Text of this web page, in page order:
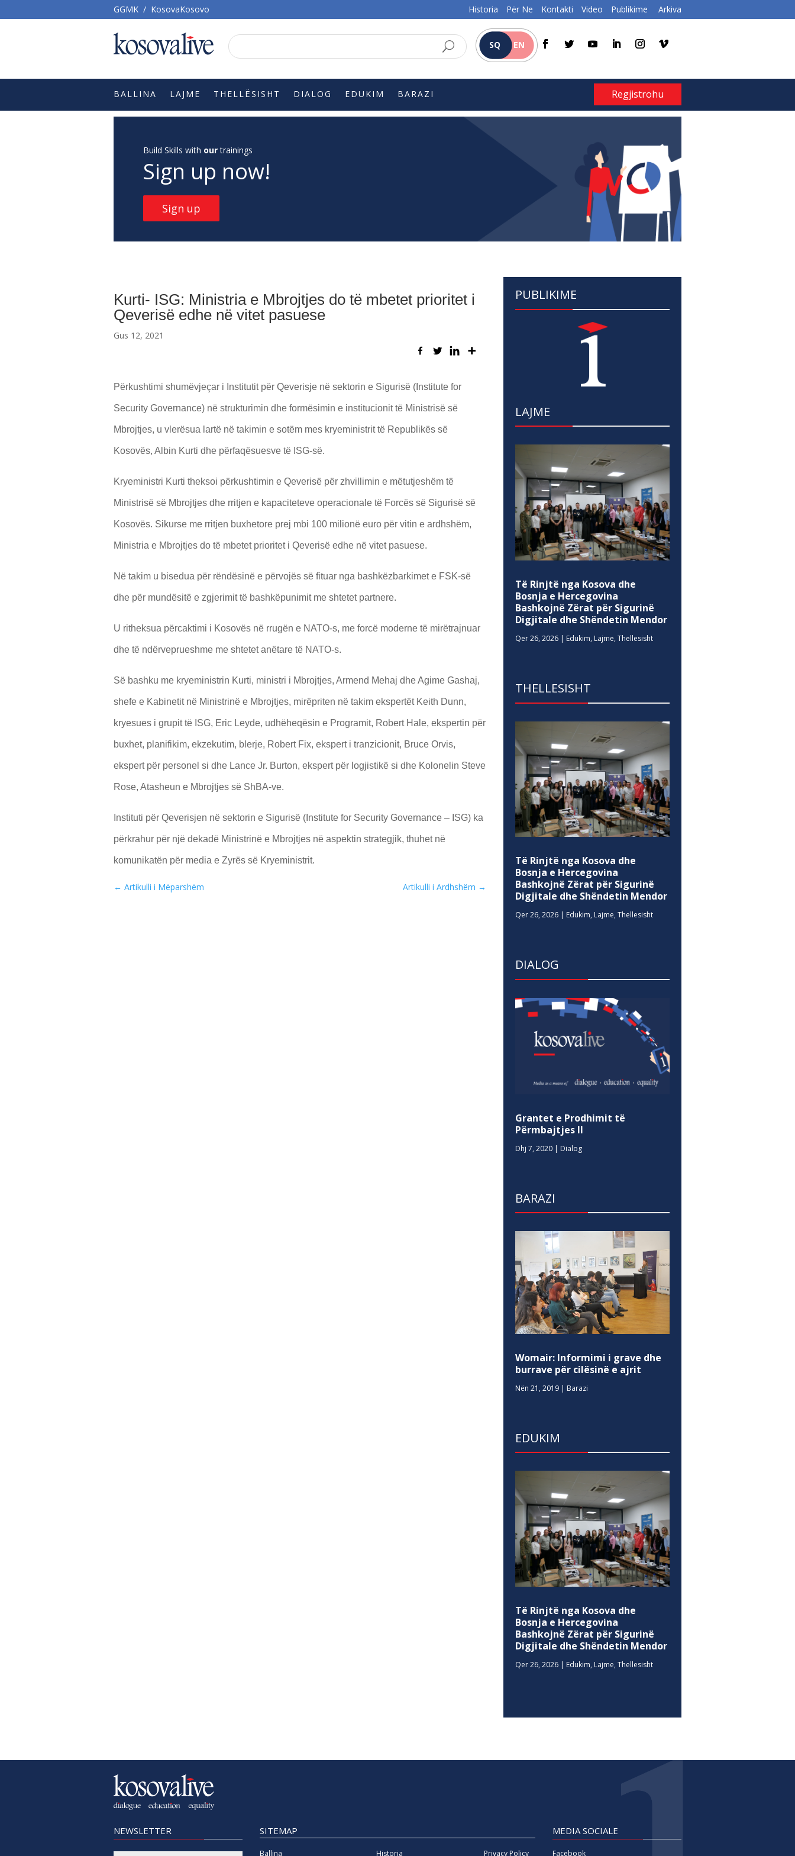
GGMK / KosovaKosovo Historia Për Ne Kontakti Video Publikime Arkiva
SQ EN
BALLINA LAJME THELLËSISHT DIALOG EDUKIM BARAZI Regjistrohu
Build Skills with ourtrainings
Sign up now!
Sign up
Kurti- ISG: Ministria e Mbrojtjes do të mbetet prioritet i
Qeverisë edhe në vitet pasuese
Gus 12, 2021
Përkushtimi shumëvjeçar i Institutit për Qeverisje në sektorin e Sigurisë (Institute for
Security Governance) në strukturimin dhe formësimin e institucionit të Ministrisë së
Mbrojtjes, u vlerësua lartë në takimin e sotëm mes kryeministrit të Republikës së
Kosovës, Albin Kurti dhe përfaqësuesve të ISG-së.
Kryeministri Kurti theksoi përkushtimin e Qeverisë për zhvillimin e mëtutjeshëm të
Ministrisë së Mbrojtjes dhe rritjen e kapaciteteve operacionale të Forcës së Sigurisë së
Kosovës. Sikurse me rritjen buxhetore prej mbi 100 milionë euro për vitin e ardhshëm,
Ministria e Mbrojtjes do të mbetet prioritet i Qeverisë edhe në vitet pasuese.
Në takim u bisedua për rëndësinë e përvojës së fituar nga bashkëzbarkimet e FSK-së
dhe për mundësitë e zgjerimit të bashkëpunimit me shtetet partnere.
U ritheksua përcaktimi i Kosovës në rrugën e NATO-s, me forcë moderne të mirëtrajnuar
dhe të ndërveprueshme me shtetet anëtare të NATO-s.
Së bashku me kryeministrin Kurti, ministri i Mbrojtjes, Armend Mehaj dhe Agime Gashaj,
shefe e Kabinetit në Ministrinë e Mbrojtjes, mirëpriten në takim ekspertët Keith Dunn,
kryesues i grupit të ISG, Eric Leyde, udhëheqësin e Programit, Robert Hale, ekspertin për
buxhet, planifikim, ekzekutim, blerje, Robert Fix, ekspert i tranzicionit, Bruce Orvis,
ekspert për personel si dhe Lance Jr. Burton, ekspert për logjistikë si dhe Kolonelin Steve
Rose, Atasheun e Mbrojtjes së ShBA-ve.
Instituti për Qeverisjen në sektorin e Sigurisë (Institute for Security Governance – ISG) ka
përkrahur për një dekadë Ministrinë e Mbrojtjes në aspektin strategjik, thuhet në
komunikatën për media e Zyrës së Kryeministrit.
← Artikulli i Mëparshëm Artikulli i Ardhshëm →
PUBLIKIME
LAJME
Të Rinjtë nga Kosova dhe
Bosnja e Hercegovina
Bashkojnë Zërat për Sigurinë
Digjitale dhe Shëndetin Mendor
Qer 26, 2026 | Edukim, Lajme,Thellesisht
THELLESISHT
Të Rinjtë nga Kosova dhe
Bosnja e Hercegovina
Bashkojnë Zërat për Sigurinë
Digjitale dhe Shëndetin Mendor
Qer 26, 2026 | Edukim, Lajme,Thellesisht
DIALOG
Grantet e Prodhimit të
Përmbajtjes II
Dhj 7, 2020 | Dialog
BARAZI
Womair: Informimi i grave dhe
burrave për cilësinë e ajrit
Nën 21, 2019 | Barazi
EDUKIM
Të Rinjtë nga Kosova dhe
Bosnja e Hercegovina
Bashkojnë Zërat për Sigurinë
Digjitale dhe Shëndetin Mendor
Qer 26, 2026 | Edukim, Lajme,Thellesisht
NEWSLETTER SITEMAP
Ballina Historia Privacy Policy
MEDIA SOCIALE
Facebook